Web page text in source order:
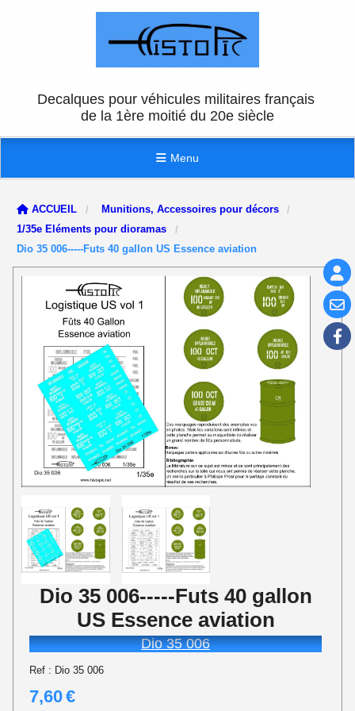
Decalques pour véhicules militaires français
de la 1ère moitié du 20e siècle
Menu
ACCUEIL
Munitions, Accessoires pour décors
1/35e Eléments pour dioramas
Dio 35 006-----Futs 40 gallon US Essence aviation
Dio 35 006-----Futs 40 gallon
US Essence aviation
Dio 35 006
Ref : Dio 35 006
7,60€